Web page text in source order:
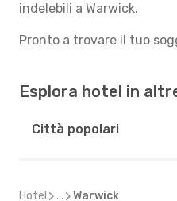
indelebili a Warwick.
Pronto a trovare il tuo
Esplora hotel in
Città popolari
Hotel ... Warwick